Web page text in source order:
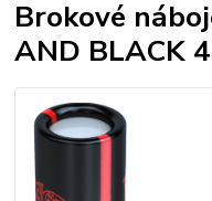
Brokové
AND BLACK